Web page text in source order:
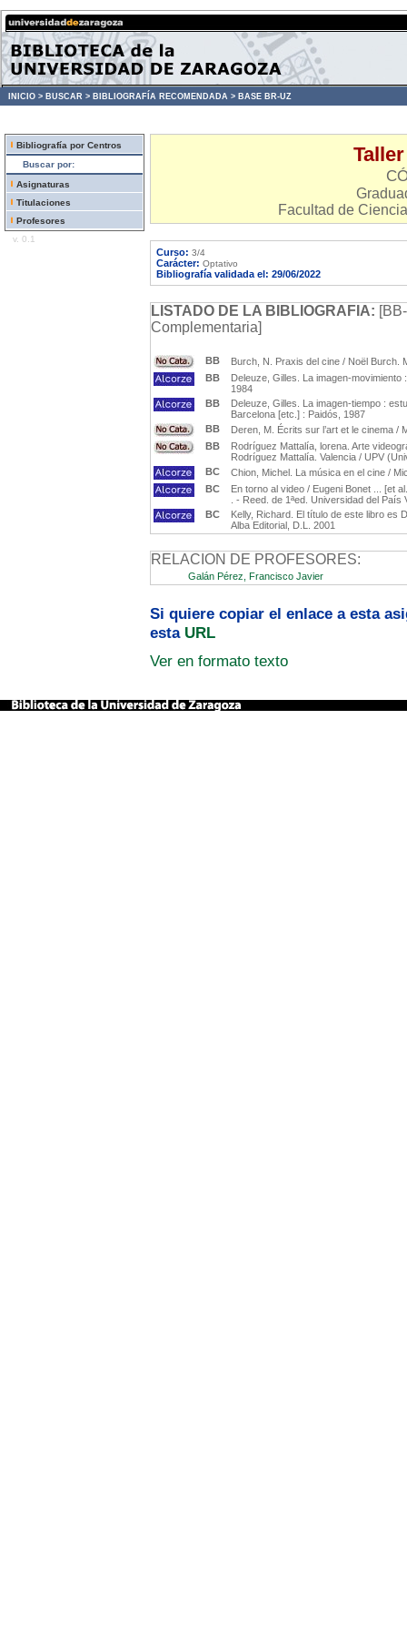
INICIO > BUSCAR > BIBLIOGRAFÍA RECOMENDADA > BASE BR-UZ
Bibliografía por Centros
Buscar por:
Asignaturas
Titulaciones
Profesores
v. 0.1
Facultad de
Curso: 3/4
Carácter: Optativo
Bibliografía validada el: 29/06/2022
LISTADO DE LA BIBLIOGRAFIA:
Complementaria]
BB
Burch, N. Praxis del cine / Noël Burch.
BB
Deleuze, Gilles. La imagen-
1984
BB
Deleuze, Gilles. La imagen-tiempo :
Barcelona [etc.] : Paidós, 1987
BB
Deren, M. Écrits sur l’art et le cinema
BB
Rodríguez Mattalía, lorena. Arte
Rodríguez Mattalía. Valencia / UPV
BC
Chion, Michel. La música en el cine /
BC
En torno al video / Eugeni Bonet ... [et
. - Reed. de 1ªed. Universidad del País
BC
Kelly, Richard. El título de este libro es
Alba Editorial, D.L. 2001
RELACION DE PROFESORES:
Galán Pérez, Francisco Javier
Si quiere copiar el enlace a esta
esta URL
Ver en formato texto